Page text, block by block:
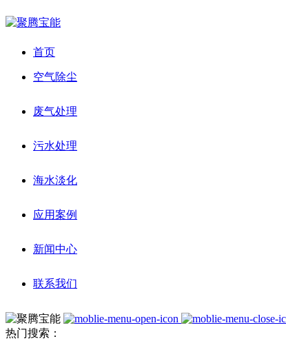
首页
空气除尘
废气处理
污水处理
海水淡化
应用案例
新闻中心
联系我们
热门搜索：